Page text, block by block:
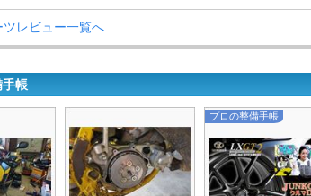
レビュー一覧へ
手帳
プロの整備手帳